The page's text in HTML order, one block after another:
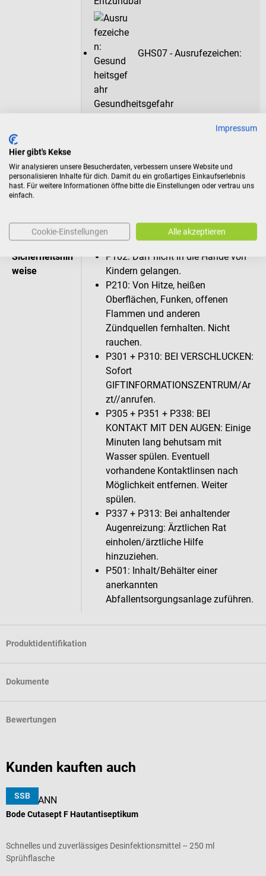
GHS07 - Ausrufezeichen:
Gesundheitsgefahr
Signalwort
Gefahrenhinw
eise
entzündbar.
H319: Verursacht schwere
Benommenheit verursachen.
Sicherheitshin
weise
P102: Darf nicht in die Hände von
Kindern gelangen.
P210: Von Hitze, heißen
Oberflächen, Funken, offenen
Flammen und anderen
Zündquellen fernhalten. Nicht
rauchen.
P301 + P310: BEI VERSCHLUCKEN:
Sofort
GIFTINFORMATIONSZENTRUM/Ar
zt//anrufen.
P305 + P351 + P338: BEI
KONTAKT MIT DEN AUGEN: Einige
Minuten lang behutsam mit
Wasser spülen. Eventuell
vorhandene Kontaktlinsen nach
Möglichkeit entfernen. Weiter
spülen.
P337 + P313: Bei anhaltender
Augenreizung: Ärztlichen Rat
einholen/ärztliche Hilfe
hinzuziehen.
P501: Inhalt/Behälter einer
anerkannten
Abfallentsorgungsanlage zuführen.
Produktidentifikation
Dokumente
Bewertungen
Kunden kauften auch
SSB
HARTMANN
Bode Cutasept F Hautantiseptikum
Schnelles und zuverlässiges Desinfektionsmittel – 250 ml
Sprühflasche
Impressum
Hier gibt's Kekse
Wir analysieren unsere Besucherdaten, verbessern unsere Website und
personalisieren Inhalte für dich. Damit du ein großartiges Einkaufserlebnis
hast. Für weitere Informationen öffne bitte die Einstellungen oder vertrau uns
einfach.
Cookie-Einstellungen Alle akzeptieren